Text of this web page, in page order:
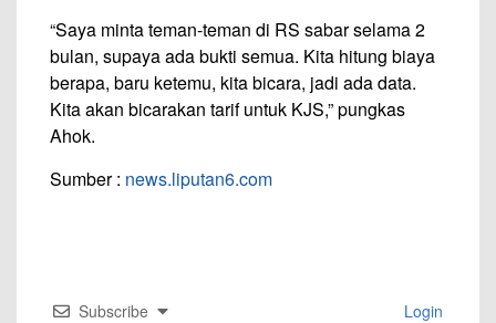
“Saya minta teman-teman di RS sabar selama 2
bulan, supaya ada bukti semua. Kita hitung biaya
berapa, baru ketemu, kita bicara, jadi ada data.
Kita akan bicarakan tarif untuk KJS,” pungkas
Ahok.
Sumber : news.liputan6.com
Subscribe Login